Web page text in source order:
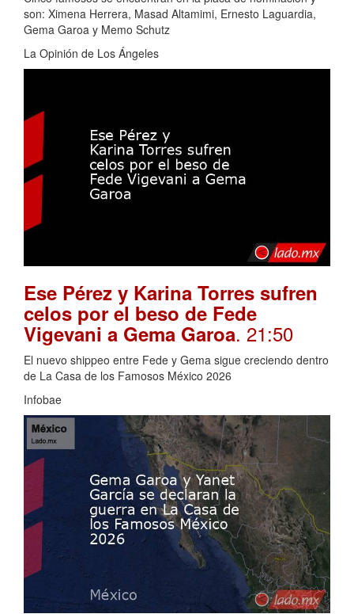
son: Ximena Herrera, Masad Altamimi, Ernesto Laguardia,
Gema Garoa y Memo Schutz
La Opinión de Los Ángeles
Ese Pérez y Karina Torres sufren
celos por el beso de Fede
Vigevani a Gema Garoa. 21:50
El nuevo shippeo entre Fede y Gema sigue creciendo dentro
de La Casa de los Famosos México 2026
Infobae